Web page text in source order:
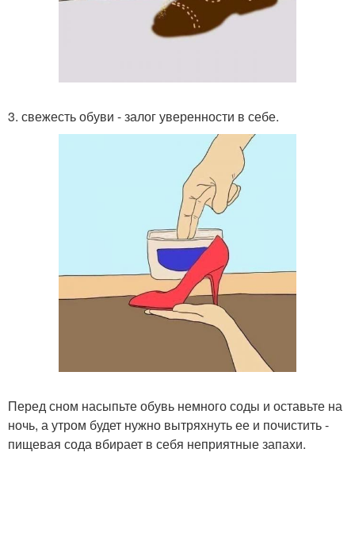
3. свежесть обуви - залог уверенности в себе.
Перед сном насыпьте обувь немного соды и оставьте на
ночь, а утром будет нужно вытряхнуть ее и почистить -
пищевая сода вбирает в себя неприятные запахи.